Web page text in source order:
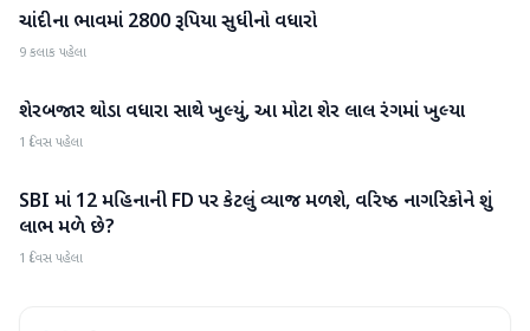
બિઝનેસ
ચાંદીના ભાવમાં 2800 રૂપિયા સુધીનો વધારો
9 કલાક પહેલા
બિઝનેસ
શેરબજાર થોડા વધારા સાથે ખુલ્યું, આ મોટા શેર લાલ રંગમાં ખુલ્યા
1 દિવસ પહેલા
બિઝનેસ
SBI માં 12 મહિનાની FD પર કેટલું વ્યાજ મળશે, વરિષ્ઠ નાગરિકોને શું
લાભ મળે છે?
1 દિવસ પહેલા